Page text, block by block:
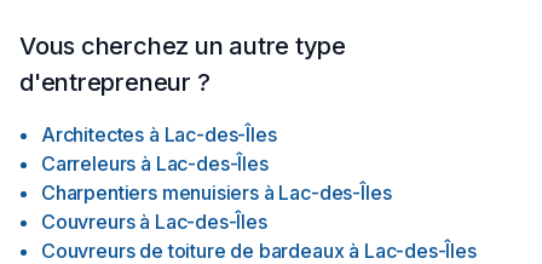
Vous cherchez un autre type
d'entrepreneur ?
Architectes à Lac-des-Îles
Carreleurs à Lac-des-Îles
Charpentiers menuisiers à Lac-des-Îles
Couvreurs à Lac-des-Îles
Couvreurs de toiture de bardeaux à Lac-des-Îles